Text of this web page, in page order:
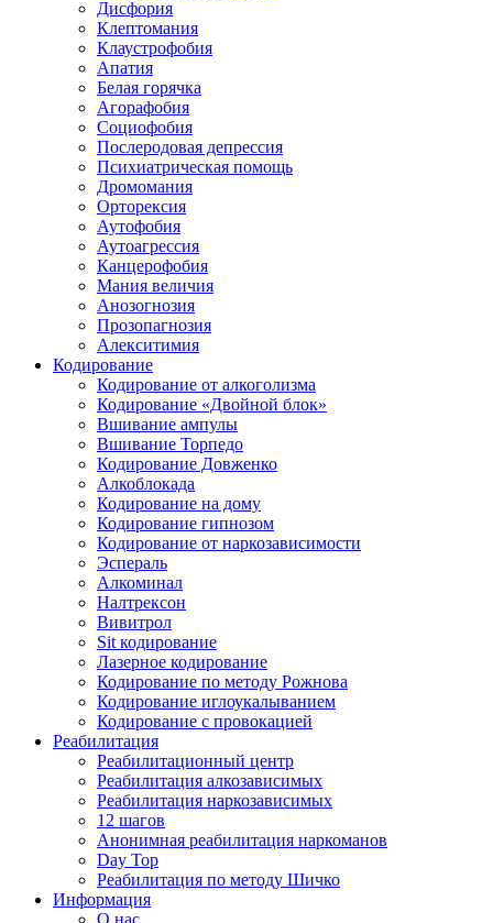
Дисфория
Клептомания
Клаустрофобия
Апатия
Белая горячка
Агорафобия
Социофобия
Послеродовая депрессия
Психиатрическая помощь
Дромомания
Орторексия
Аутофобия
Аутоагрессия
Канцерофобия
Мания величия
Анозогнозия
Прозопагнозия
Алекситимия
Кодирование
Кодирование от алкоголизма
Кодирование «Двойной блок»
Вшивание ампулы
Вшивание Торпедо
Кодирование Довженко
Алкоблокада
Кодирование на дому
Кодирование гипнозом
Кодирование от наркозависимости
Эспераль
Алкоминал
Налтрексон
Вивитрол
Sit кодирование
Лазерное кодирование
Кодирование по методу Рожнова
Кодирование иглоукалыванием
Кодирование с провокацией
Реабилитация
Реабилитационный центр
Реабилитация алкозависимых
Реабилитация наркозависимых
12 шагов
Анонимная реабилитация наркоманов
Day Top
Реабилитация по методу Шичко
Информация
О нас